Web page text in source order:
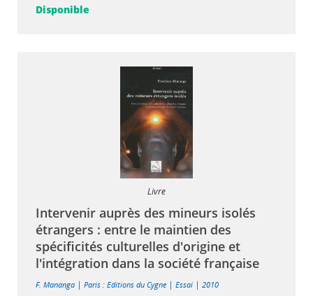
Disponible
Livre
Intervenir auprès des mineurs isolés
étrangers : entre le maintien des
spécificités culturelles d'origine et
l'intégration dans la société française
F. Mananga | Paris : Editions du Cygne | Essai | 2010